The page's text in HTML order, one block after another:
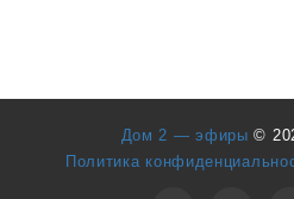
Дом 2 — эфиры©
Политика